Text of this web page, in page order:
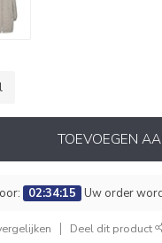
TOEVOEGEN
02:34:14 Uw order
Deel dit product